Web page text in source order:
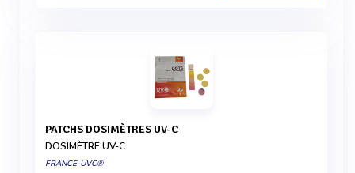
PATCHS DOSIMÈTRES UV-C
DOSIMÈTRE UV-C
FRANCE-UVC®